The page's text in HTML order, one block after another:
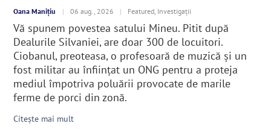
Oana Manițiu | 06 aug., 2026 | Featured, Investigații
Vă spunem povestea satului Mineu. Pitit după
Dealurile Silvaniei, are doar 300 de locuitori.
Ciobanul, preoteasa, o profesoară de muzică şi un
fost militar au înfiinţat un ONG pentru a proteja
mediul împotriva poluării provocate de marile
ferme de porci din zonă.
Citește mai mult